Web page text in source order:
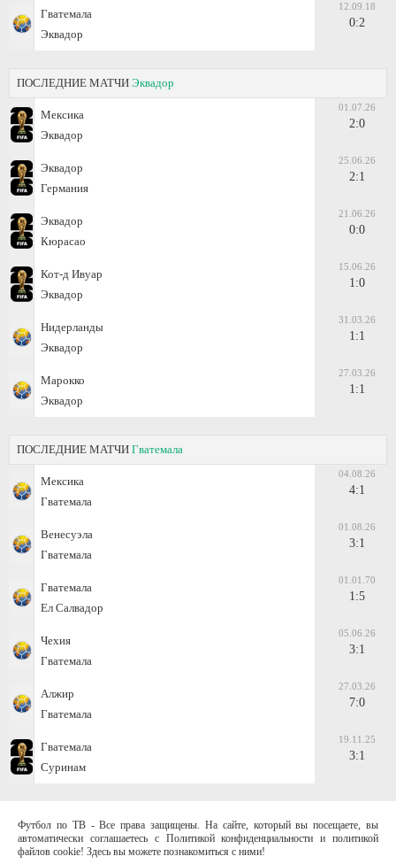
Гватемала
Эквадор
12.09.18
0:2
ПОСЛЕДНИЕ МАТЧИ Эквадор
Мексика
Эквадор
01.07.26
2:0
Эквадор
Германия
25.06.26
2:1
Эквадор
Кюрасао
21.06.26
0:0
Кот-д Ивуар
Эквадор
15.06.26
1:0
Нидерланды
Эквадор
31.03.26
1:1
Марокко
Эквадор
27.03.26
1:1
ПОСЛЕДНИЕ МАТЧИ Гватемала
Мексика
Гватемала
04.08.26
4:1
Венесуэла
Гватемала
01.08.26
3:1
Гватемала
Ел Салвадор
01.01.70
1:5
Чехия
Гватемала
05.06.26
3:1
Алжир
Гватемала
27.03.26
7:0
Гватемала
Суринам
19.11.25
3:1
Футбол по ТВ - Все права защищены. На сайте, который вы посещаете, вы
автоматически соглашаетесь с Политикой конфиденциальности и политикой
файлов cookie! Здесь вы можете познакомиться с ними!